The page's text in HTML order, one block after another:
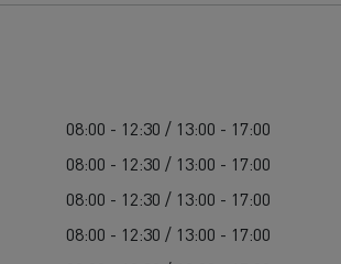
08:00 - 12:30 / 13:00 - 17:00
08:00 - 12:30 / 13:00 - 17:00
08:00 - 12:30 / 13:00 - 17:00
08:00 - 12:30 / 13:00 - 17:00